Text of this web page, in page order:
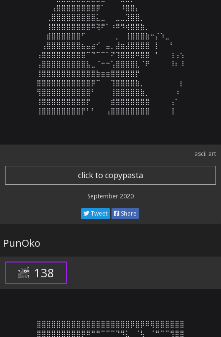
⠀⠀⠀⢠⣿⣿⣿⣿⣿⣿⣿⣿⡿⠁⠀⠀⠀⠸⣿⣿⡄⠀⠀⠀⠀⠀⠀⠀⠀⠀
⠀⠀⢀⣿⣿⣿⣿⣿⣿⣿⣿⣿⣅⣀⠀⠀⣀⣀⣹⣿⣿⡀⠀⠀⠀⠀⠀⠀⠀⠀
⠀⠀⢸⣿⣿⣿⣿⣿⣿⣿⣿⠿⢽⠟⠁⠰⠿⠻⢾⣿⣿⣷⡀⠀⠀⠀⠀⠀⠀⠀
⠀⠀⣾⣿⣿⣿⣿⣿⣿⠋⠀⠀⠀⠀⠀⠀⡀⠀⢸⣿⣿⣿⣷⠒⡌⠱⣀⠀⠀⠀
⠀⢠⣿⣿⣿⣿⣿⣿⣿⣦⣤⣴⠊⠀⣤⡀⣼⣶⣼⣿⣿⣿⣿⠀⡇⠀⠀⠃⠀⠀
⢠⣿⣿⣿⣿⣿⣿⣿⣿⣿⠉⠙⠉⠉⠁⠝⢹⣿⣿⣿⠿⣿⣿⠀⠃⠀⠀⢰⢠⢢
⢠⣿⣿⣿⣿⣿⣿⣿⣿⣿⣧⣀⠈⠒⠒⢡⣿⣿⣿⣿⣇⠈⠟⠀⠀⠀⠀⠸⠆⠸
⢸⣿⣿⣿⣿⣿⣿⣿⣿⣿⣿⣿⣷⣶⣶⣿⣿⣿⣿⣿⡟⠀⠀⠀⠀⠀⠀⠀⠀⠀
⣿⣿⣿⣿⣿⣿⣿⣿⣿⣿⣿⡿⠉⠀⠀⢹⣿⣿⣿⣿⣷⡀⠀⠀⠀⠀⠀⠀⠀⡆
⢻⣿⣿⣿⣿⣿⣿⣿⣿⣿⣿⠃⠀⠀⠀⢸⣿⣿⣿⣿⣿⣷⡀⠀⠀⠀⠀⠀⠰⠀
⢸⣿⣿⣿⣿⣿⣿⣿⣿⣿⡟⠀⠀⠀⠀⣾⣿⣿⣿⣿⣿⣿⣿⠀⠀⠀⠀⢠⠁⠀
⢸⣿⣿⣿⣿⣿⣿⣿⣿⡟⠃⠃⠀⠀⢠⣿⣿⣿⣿⣿⣿⣿⣿⠀⠀⠀⠀⢸⠀⠀
ascii art
click to copypasta
September 2020
Tweet Share
PunOko
138
⣿⣿⣿⣿⣿⣿⣿⣿⣿⣿⣿⣿⣿⣿⣿⣿⣿⣿⣿⡿⣿⡿⠿⢿⣿⣿⣿⣿⣿⣿
⣿⣿⣿⣿⣿⣿⣿⣿⣿⡿⠿⠛⠛⠉⠉⠉⠙⠻⣅⠀⠈⢧⠀⠈⠛⠉⠉⢻⣿⣿